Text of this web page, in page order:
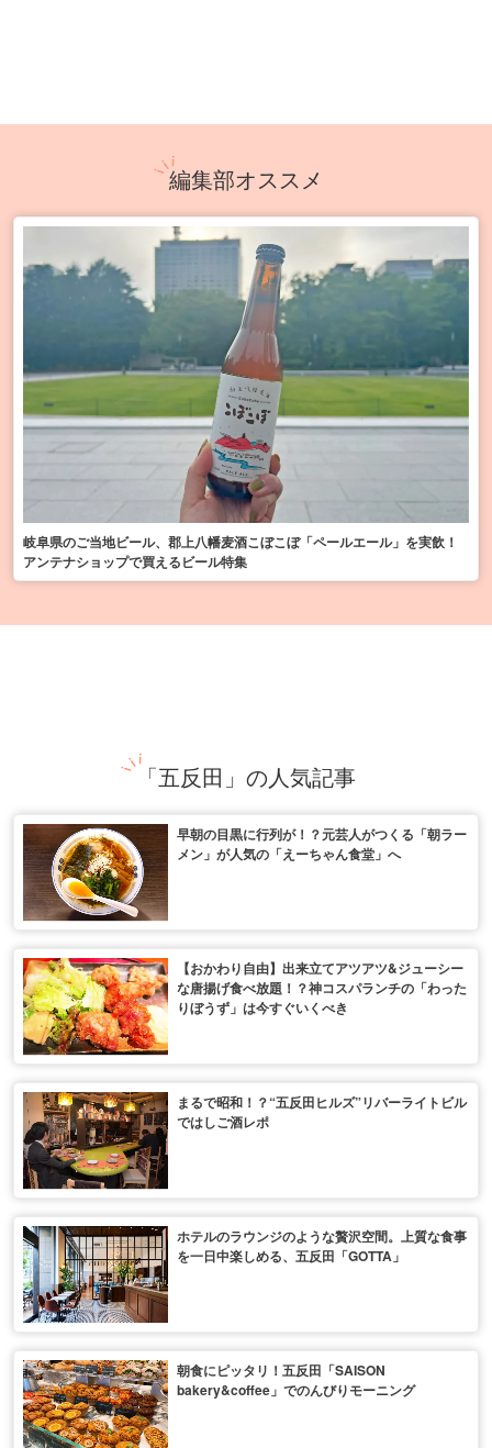
編集部オススメ
岐阜県のご当地ビール、郡上八幡麦酒こぼこぼ「ペールエール」を実飲！
アンテナショップで買えるビール特集
「五反田」の人気記事
早朝の目黒に行列が！？元芸人がつくる「朝ラー
メン」が人気の「えーちゃん食堂」へ
【おかわり自由】出来立てアツアツ&ジューシー
な唐揚げ食べ放題！？神コスパランチの「わった
りぼうず」は今すぐいくべき
まるで昭和！？“五反田ヒルズ”リバーライトビル
ではしご酒レポ
ホテルのラウンジのような贅沢空間。上質な食事
を一日中楽しめる、五反田「GOTTA」
朝食にピッタリ！五反田「SAISON
bakery&coffee」でのんびりモーニング